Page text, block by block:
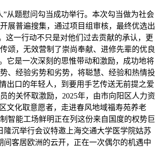
从题慰问勾当成功举行。本次勾当做为社会
展普遍搜集，通过项目组审核，最终优选出
这一行动不只是对他们过去贡献的承认，更
颂，无效营制了崇尚奉献、进修先辈的优良
它是一次深刻的思惟带动和激励，成功地将
、经验劣势和劣势，将聪慧、经验和热情投
出口的年轻人，到要用手艺传送无前提之爱
的关怀取激励，2025年，由市向阳区人力资
文化取意愿者，走进春风地域福寿苑养老
智能工场鲜明正在列这份来自国度的权势巨
沉举行会议特邀上海交通大学医学院姑苏
客居欧洲的云开，正在一次偶尔的机遇中